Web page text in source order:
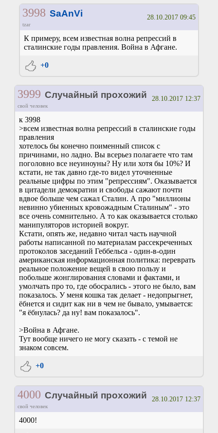
3998 SaAnVi
tzar
28.10.2017 09:45
К примеру, всем известная волна репрессий в
сталинские годы правления. Война в Афгане.
+0
3999 Случайный прохожий
свой человек
28.10.2017 12:37
к 3998
>всем известная волна репрессий в сталинские годы
правления
хотелось бы конечно поименный список с
причинами, но ладно. Вы всерьез полагаете что там
поголовно все неуиноуны? Ну или хотя бы 10%? И
кстати, не так давно где-то видел уточненные
реальные цифры по этим "репрессиям". Оказывается
в цитадели демократии и свободы сажают почти
вдвое больше чем сажал Сталин. А про "миллионы
невинно убиенных кровожадным Сталиным" - это
все очень сомнительно. А то как оказывается столько
манипуляторов историей вокруг.
Кстати, опять же, недавно читал часть научной
работы написанной по материалам рассекреченных
протоколов заседаний Геббельса - один-в-один
американская информационная политика: переврать
реальное положение вещей в свою пользу и
побольше жонглирования словами и фактами, и
умолчать про то, где обосрались - этого не было, вам
показалось. У меня кошка так делает - недопрыгнет,
ёбнется и сидит как ни в чем не бывало, умывается:
"я ёбнулась? да ну! вам показалось".
>Война в Афгане.
Тут вообще ничего не могу сказать - с темой не
знаком совсем.
+0
4000 Случайный прохожий
свой человек
28.10.2017 12:37
4000!